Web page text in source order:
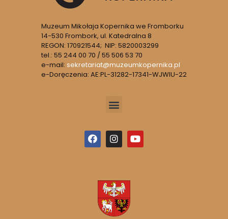
Muzeum Mikołaja Kopernika we Fromborku
14-530 Frombork, ul. Katedralna 8
REGON: 170921544; NIP: 5820003299
tel.: 55 244 00 70 / 55 506 53 70
e-mail: sekretariat@muzeumkopernika.pl
e-Doręczenia: AE:PL-31282-17341-WJWIU-22